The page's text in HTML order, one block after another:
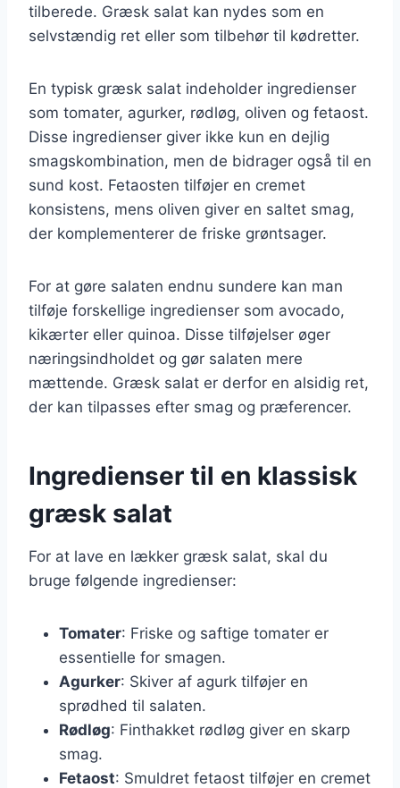
tilberede. Græsk salat kan nydes som en
selvstændig ret eller som tilbehør til kødretter.
En typisk græsk salat indeholder ingredienser
som tomater, agurker, rødløg, oliven og fetaost.
Disse ingredienser giver ikke kun en dejlig
smagskombination, men de bidrager også til en
sund kost. Fetaosten tilføjer en cremet
konsistens, mens oliven giver en saltet smag,
der komplementerer de friske grøntsager.
For at gøre salaten endnu sundere kan man
tilføje forskellige ingredienser som avocado,
kikærter eller quinoa. Disse tilføjelser øger
næringsindholdet og gør salaten mere
mættende. Græsk salat er derfor en alsidig ret,
der kan tilpasses efter smag og præferencer.
Ingredienser til en klassisk
græsk salat
For at lave en lækker græsk salat, skal du
bruge følgende ingredienser:
Tomater: Friske og saftige tomater er
essentielle for smagen.
Agurker: Skiver af agurk tilføjer en
sprødhed til salaten.
Rødløg: Finthakket rødløg giver en skarp
smag.
Fetaost: Smuldret fetaost tilføjer en cremet